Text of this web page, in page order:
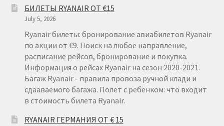
БИЛЕТЫ RYANAIR ОТ €15
July 5, 2026
Ryanair билеты: бронирование авиабилетов Ryanair
по акции от €9. Поиск на любое направление,
расписание рейсов, бронирование и покупка.
Информация о рейсах Ryanair на сезон 2020-2021.
Багаж Ryanair - правила провоза ручной клади и
сдааваемого багажа. Полет с ребенком: что входит
в стоимость билета Ryanair.
RYANAIR ГЕРМАНИЯ ОТ € 15